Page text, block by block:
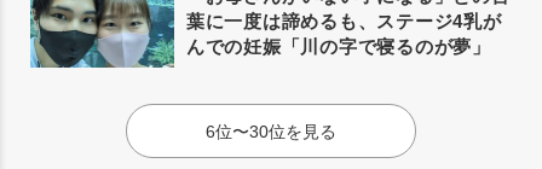
葉に一度は諦めるも、ステージ4乳が
んでの妊娠「川の字で寝るのが夢」
6位〜30位を見る